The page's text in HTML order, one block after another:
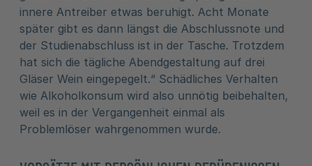
innere Antreiber etwas beruhigt. Acht Monate
später gibt es dann längst die Abschlussnote und
der Studienabschluss ist in der Tasche. Trotzdem
hat sich die tägliche Abendgestaltung auf drei
Gläser Wein eingepegelt.“ Schädliches Verhalten
wie Alkoholkonsum wird also unnötig beibehalten,
weil es in der Vergangenheit einmal als
Problemlöser wahrgenommen wurde.